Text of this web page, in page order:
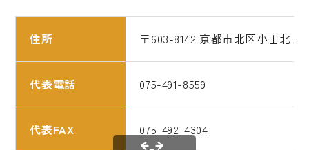
住所 〒603-8142 京都市北区小山北上
代表電話 075-491-8559
代表FAX 075-492-4304